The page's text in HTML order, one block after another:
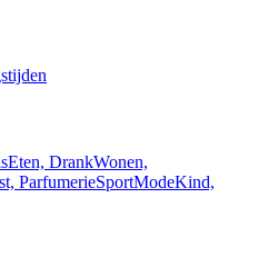
Eten, DrankWonen,
ParfumerieSportModeKind,